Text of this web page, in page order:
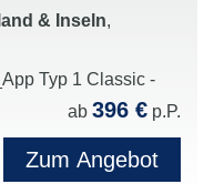
& Inseln,
Typ 1 Classic -
ab 396 € p.P.
Zum Angebot